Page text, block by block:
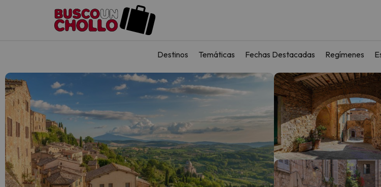
Destinos Temáticas Fechas Destacadas Regímenes